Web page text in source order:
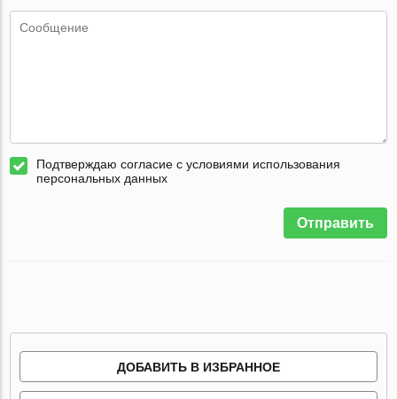
Подтверждаю согласие с условиями использования
персональных данных
Отправить
ДОБАВИТЬ В ИЗБРАННОЕ